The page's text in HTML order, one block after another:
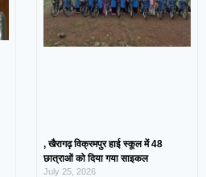
, खैरागढ़ विक्रमपुर हाई स्कूल में 48
छात्राओं को दिया गया साइकल
July 25, 2026